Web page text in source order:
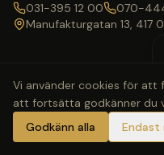
031-395 12 00 070-
Manufakturgatan 13, 417
©2026Däck Dax.
Webbkarta
Vi använder cookies för att
att fortsätta godkänner du
Godkänn alla
Endast